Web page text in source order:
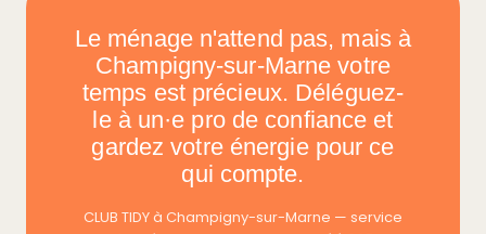
Le ménage n'attend pas, mais à
Champigny-sur-Marne votre
temps est précieux. Déléguez-
le à un·e pro de confiance et
gardez votre énergie pour ce
qui compte.
CLUB TIDY à Champigny-sur-Marne — service